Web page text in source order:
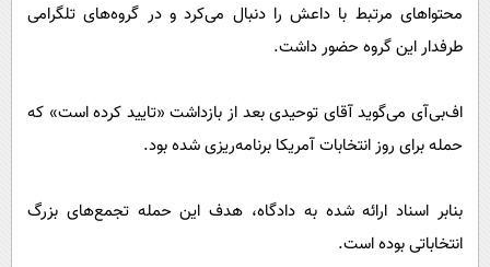
محتواهای مرتبط با داعش را دنبال می‌کرد و در گروه‌های تلگرامی
طرفدار این گروه حضور داشت.
اف‌بی‌آی می‌گوید آقای توحیدی بعد از بازداشت «تایید کرده است» که
حمله برای روز انتخابات آمریکا برنامه‌ریزی شده بود.
بنابر اسناد ارائه شده به دادگاه، هدف این حمله تجمع‌های بزرگ
انتخاباتی بوده است.